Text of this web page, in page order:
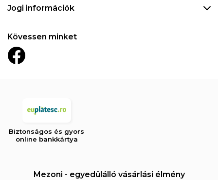
Jogi információk
Kövessen minket
Biztonságos és gyors
online bankkártya
Mezoni - egyedülálló vásárlási élmény